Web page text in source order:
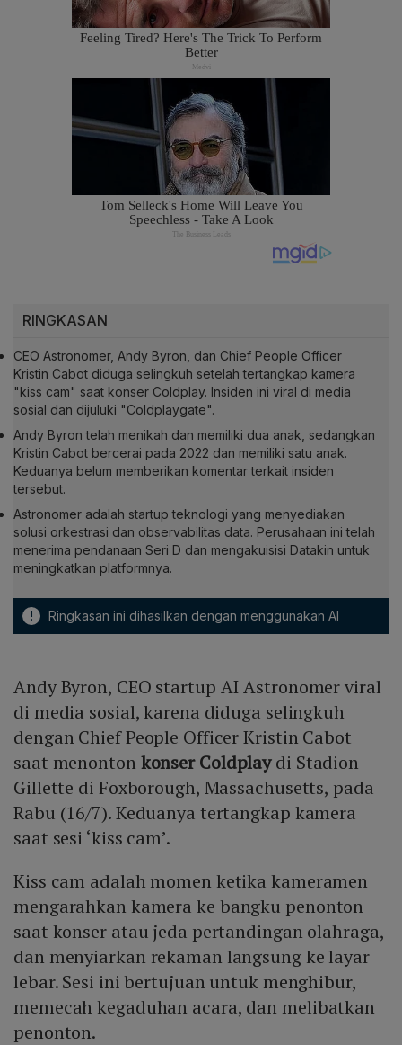
RINGKASAN
CEO Astronomer, Andy Byron, dan Chief People Officer
Kristin Cabot diduga selingkuh setelah tertangkap kamera
"kiss cam" saat konser Coldplay. Insiden ini viral di media
sosial dan dijuluki "Coldplaygate".
Andy Byron telah menikah dan memiliki dua anak, sedangkan
Kristin Cabot bercerai pada 2022 dan memiliki satu anak.
Keduanya belum memberikan komentar terkait insiden
tersebut.
Astronomer adalah startup teknologi yang menyediakan
solusi orkestrasi dan observabilitas data. Perusahaan ini telah
menerima pendanaan Seri D dan mengakuisisi Datakin untuk
meningkatkan platformnya.
! Ringkasan ini dihasilkan dengan menggunakan AI
Andy Byron, CEO startup AI Astronomer viral
di media sosial, karena diduga selingkuh
dengan Chief People Officer Kristin Cabot
saat menonton konser Coldplaydi Stadion
Gillette di Foxborough, Massachusetts, pada
Rabu (16/7). Keduanya tertangkap kamera
saat sesi ‘kiss cam’.
Kiss cam adalah momen ketika kameramen
mengarahkan kamera ke bangku penonton
saat konser atau jeda pertandingan olahraga,
dan menyiarkan rekaman langsung ke layar
lebar. Sesi ini bertujuan untuk menghibur,
memecah kegaduhan acara, dan melibatkan
penonton.